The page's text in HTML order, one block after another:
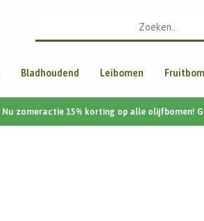
Bladhoudend Leibomen
Nu zomeractie 15% korting op alle olijfbomen!